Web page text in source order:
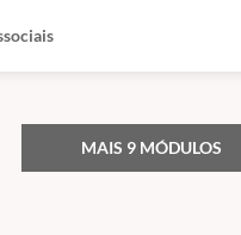
MAIS 9 MÓDULOS